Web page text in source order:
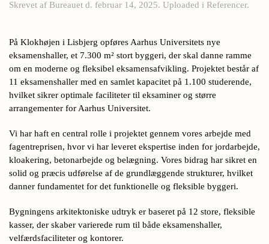
Skrevet af Bureauet d. februar 14, 2025. Uploaded i Referencer.
På Klokhøjen i Lisbjerg opføres Aarhus Universitets nye
eksamenshaller, et 7.300 m² stort byggeri, der skal danne ramme
om en moderne og fleksibel eksamensafvikling. Projektet består af
11 eksamenshaller med en samlet kapacitet på 1.100 studerende,
hvilket sikrer optimale faciliteter til eksaminer og større
arrangementer for Aarhus Universitet.
Vi har haft en central rolle i projektet gennem vores arbejde med
fagentreprisen, hvor vi har leveret ekspertise inden for jordarbejde,
kloakering, betonarbejde og belægning. Vores bidrag har sikret en
solid og præcis udførelse af de grundlæggende strukturer, hvilket
danner fundamentet for det funktionelle og fleksible byggeri.
Bygningens arkitektoniske udtryk er baseret på 12 store, fleksible
kasser, der skaber varierede rum til både eksamenshaller,
velfærdsfaciliteter og kontorer.